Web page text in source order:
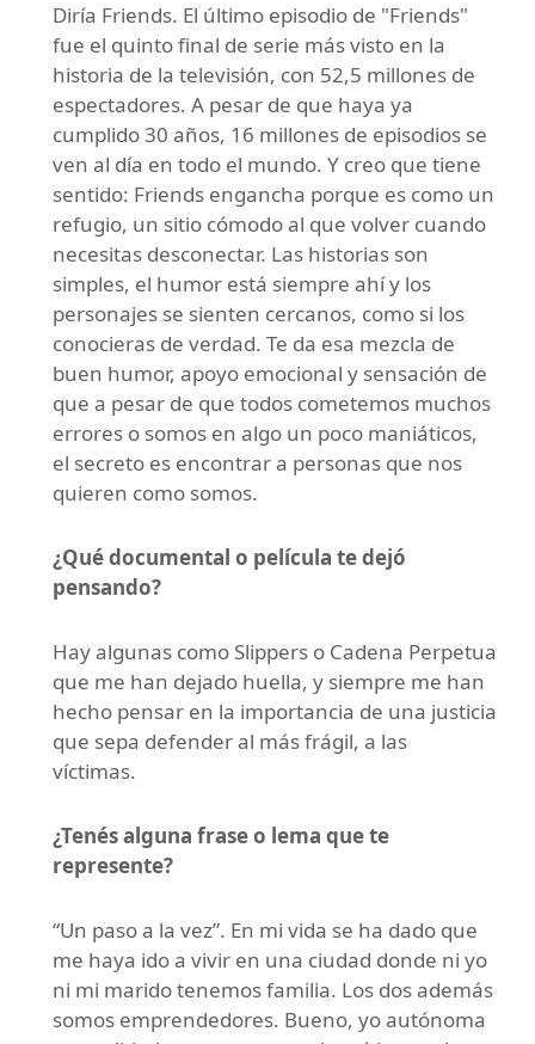
Diría Friends. El último episodio de "Friends"
fue el quinto final de serie más visto en la
historia de la televisión, con 52,5 millones de
espectadores. A pesar de que haya ya
cumplido 30 años, 16 millones de episodios se
ven al día en todo el mundo. Y creo que tiene
sentido: Friends engancha porque es como un
refugio, un sitio cómodo al que volver cuando
necesitas desconectar. Las historias son
simples, el humor está siempre ahí y los
personajes se sienten cercanos, como si los
conocieras de verdad. Te da esa mezcla de
buen humor, apoyo emocional y sensación de
que a pesar de que todos cometemos muchos
errores o somos en algo un poco maniáticos,
el secreto es encontrar a personas que nos
quieren como somos.
¿Qué documental o película te dejó
pensando?
Hay algunas como Slippers o Cadena Perpetua
que me han dejado huella, y siempre me han
hecho pensar en la importancia de una justicia
que sepa defender al más frágil, a las
víctimas.
¿Tenés alguna frase o lema que te
represente?
“Un paso a la vez”. En mi vida se ha dado que
me haya ido a vivir en una ciudad donde ni yo
ni mi marido tenemos familia. Los dos además
somos emprendedores. Bueno, yo autónoma